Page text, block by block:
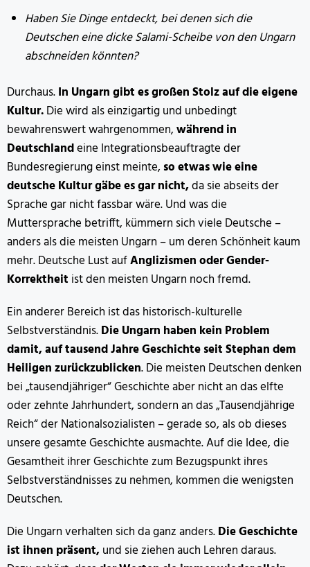
Haben Sie Dinge entdeckt, bei denen sich die
Deutschen eine dicke Salami-Scheibe von den Ungarn
abschneiden könnten?
Durchaus.In Ungarn gibt es großen Stolz auf die eigene
Kultur.Die wird als einzigartig und unbedingt
bewahrenswert wahrgenommen,während in
Deutschlandeine Integrationsbeauftragte der
Bundesregierung einst meinte, so etwas wie eine
deutsche Kultur gäbe es gar nicht,da sie abseits der
Sprache gar nicht fassbar wäre. Und was die
Muttersprache betrifft, kümmern sich viele Deutsche –
anders als die meisten Ungarn – um deren Schönheit kaum
mehr. Deutsche Lust aufAnglizismen oder Gender-
Korrektheit ist den meisten Ungarn noch fremd.
Ein anderer Bereich ist das historisch-kulturelle
Selbstverständnis.Die Ungarn haben kein Problem
damit, auf tausend Jahre Geschichte seit Stephan dem
Heiligen zurückzublicken. Die meisten Deutschen denken
bei „tausendjähriger“ Geschichte aber nicht an das elfte
oder zehnte Jahrhundert, sondern an das „Tausendjährige
Reich“ der Nationalsozialisten – gerade so, als ob dieses
unsere gesamte Geschichte ausmachte. Auf die Idee, die
Gesamtheit ihrer Geschichte zum Bezugspunkt ihres
Selbstverständnisses zu nehmen, kommen die wenigsten
Deutschen.
Die Ungarn verhalten sich da ganz anders.Die Geschichte
ist ihnen präsent,und sie ziehen auch Lehren daraus.